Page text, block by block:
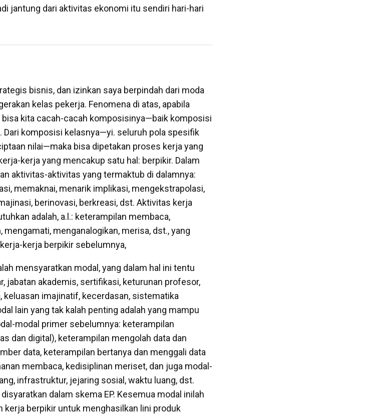
jantung dari aktivitas ekonomi itu sendiri hari-hari
bisnis, dan izinkan saya berpindah dari moda
kelas pekerja. Fenomena di atas, apabila
kita cacah-cacah komposisinya—baik komposisi
komposisi kelasnya—yi. seluruh pola spesifik
nilai—maka bisa dipetakan proses kerja yang
kerja yang mencakup satu hal: berpikir. Dalam
aktivitas-aktivitas yang termaktub di dalamnya:
memaknai, menarik implikasi, mengekstrapolasi,
berinovasi, berkreasi, dst. Aktivitas kerja
adalah, a.l.: keterampilan membaca,
menganalogikan, merisa, dst., yang
kerja berpikir sebelumnya,
mensyaratkan modal, yang dalam hal ini tentu
jabatan akademis, sertifikasi, keturunan profesor,
keluasan imajinatif, kecerdasan, sistematika
lain yang tak kalah penting adalah yang mampu
modal primer sebelumnya: keterampilan
dan digital), keterampilan mengolah data dan
data, keterampilan bertanya dan menggali data
membaca, kedisiplinan meriset, dan juga modal-
infrastruktur, jejaring sosial, waktu luang, dst.
dalam skema EP. Kesemua modal inilah
kerja berpikir untuk menghasilkan lini produk